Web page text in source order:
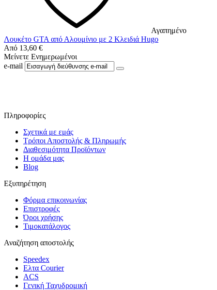
Αγαπημένο
Λουκέτο GTA από Αλουμίνιο με 2 Κλειδιά Hugo
Από 13,60 €
Μείνετε Ενημερωμένοι
e-mail
Πληροφορίες
Σχετικά με εμάς
Τρόποι Αποστολής & Πληρωμής
Διαθεσιμότητα Προϊόντων
Η ομάδα μας
Blog
Εξυπηρέτηση
Φόρμα επικοινωνίας
Επιστροφές
Όροι χρήσης
Τιμοκατάλογος
Αναζήτηση αποστολής
Speedex
Ελτα Courier
ACS
Γενική Ταχυδρομική